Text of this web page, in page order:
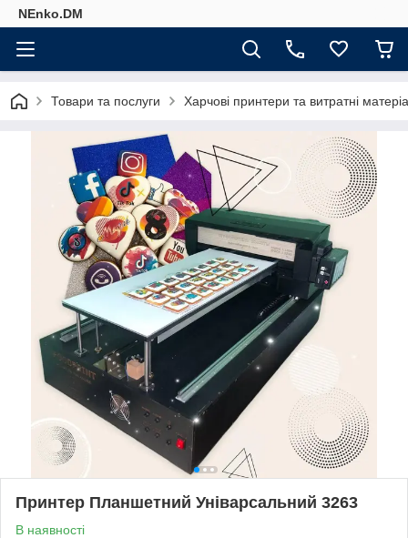
NEnko.DM
Товари та послуги Харчові принтери та витратні
Принтер Планшетний Уніварсальний 3263
В наявності